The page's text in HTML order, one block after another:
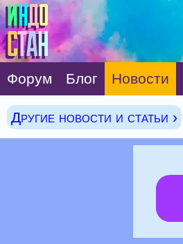
Форум Блог Новости
Другие новости и статьи ›